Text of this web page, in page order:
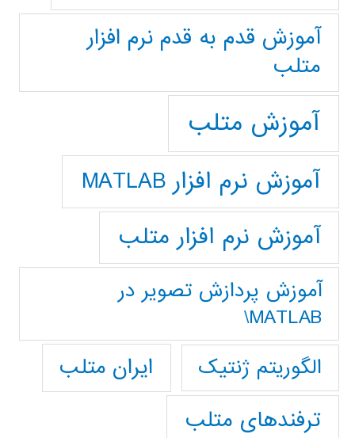
آموزش قدم به قدم نرم افزار
متلب
آموزش متلب
آموزش نرم افزار MATLAB
آموزش نرم افزار متلب
آموزش پردازش تصوير در
MATLAB\
الگوریتم ژنتیک
ایران متلب
ترفندهای متلب